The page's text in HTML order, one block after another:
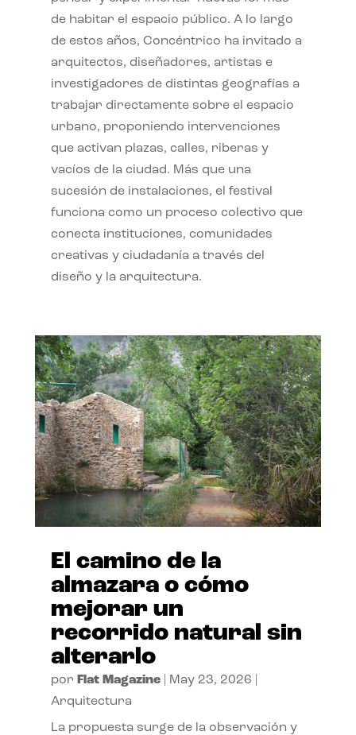
de habitar el espacio público. A lo largo
de estos años, Concéntrico ha invitado a
arquitectos, diseñadores, artistas e
investigadores de distintas geografías a
trabajar directamente sobre el espacio
urbano, proponiendo intervenciones
que activan plazas, calles, riberas y
vacíos de la ciudad. Más que una
sucesión de instalaciones, el festival
funciona como un proceso colectivo que
conecta instituciones, comunidades
creativas y ciudadanía a través del
diseño y la arquitectura.
El camino de la
almazara o cómo
mejorar un
recorrido natural sin
alterarlo
por Flat Magazine| May 23, 2026
Arquitectura
La propuesta surge de la observación y